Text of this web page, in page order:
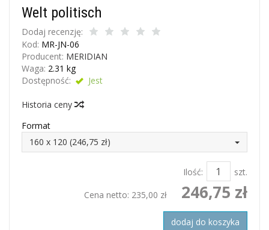
Welt politisch
Dodaj recenzję:
Kod: MR-JN-06
Producent: MERIDIAN
Waga: 2.31 kg
Dostępność:
Jest
Historia ceny
Format
160 x 120 (246,75 zł)
Ilość:
szt.
Cena netto: 235,00 zł 246,75 zł
dodaj do koszyka